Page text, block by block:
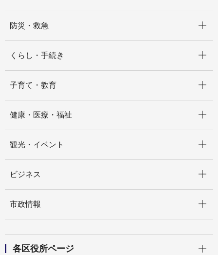
防災・救急
くらし・手続き
子育て・教育
健康・医療・福祉
観光・イベント
ビジネス
市政情報
各区役所ページ